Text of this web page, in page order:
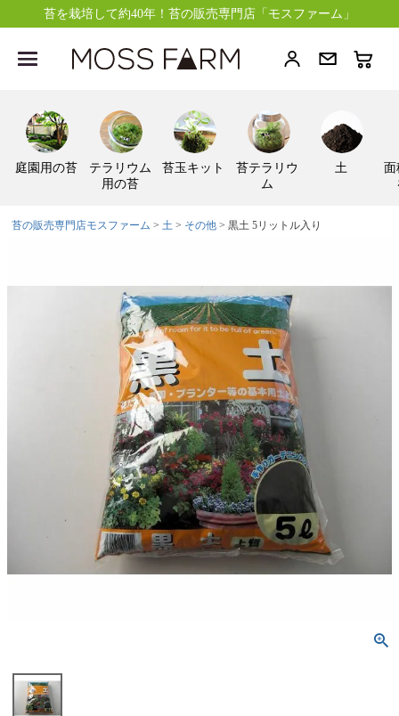
苔を栽培して約40年！苔の販売専門店「モスファーム」
庭園用の苔
テラリウム
用の苔
苔玉キット
苔テラリウ
ム
土
苔の販売専門店モスファーム 土 その他 黒土 5リットル入り